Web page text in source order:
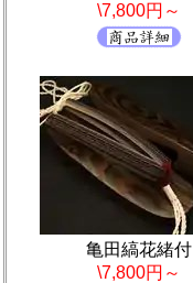
\7,800円～
亀田縞花緒付
\7,800円～